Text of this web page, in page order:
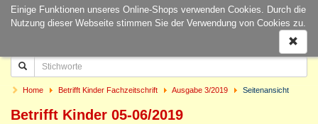
Einige Funktionen unseres Online-Shops verwenden Cookies. Durch die
Nutzung dieser Webseite stimmen Sie der Verwendung von Cookies zu.
ein-/
Home Betrifft Kinder Fachzeitschrift Ausgabe 3/2019 Seitenansicht
Betrifft Kinder 05-06/2019